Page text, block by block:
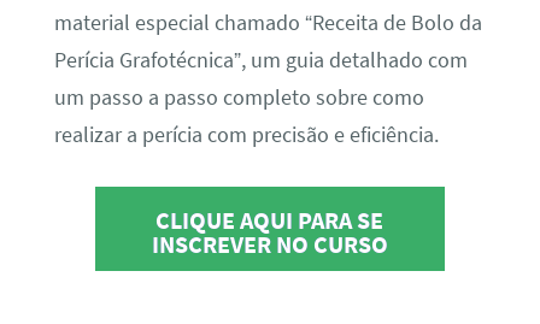
material especial chamado “Receita de Bolo da
Perícia Grafotécnica”, um guia detalhado com
um passo a passo completo sobre como
realizar a perícia com precisão e eficiência.
CLIQUE AQUI PARA SE
INSCREVER NO CURSO